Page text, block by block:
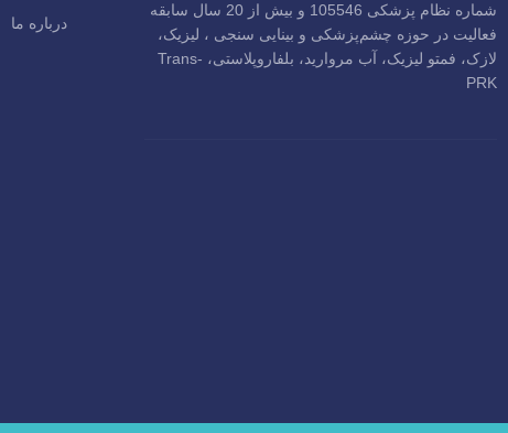
شماره نظام پزشکی 105546 و بیش از 20 سال سابقه
فعالیت در حوزه چشم‌پزشکی و بینایی سنجی ، لیزیک،
لازک، فمتو لیزیک، آب مروارید، بلفاروپلاستی، Trans-
PRK
درباره ما